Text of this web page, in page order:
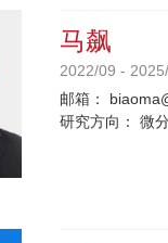
马飙
2022/09 -
邮箱：
研究方向：
微